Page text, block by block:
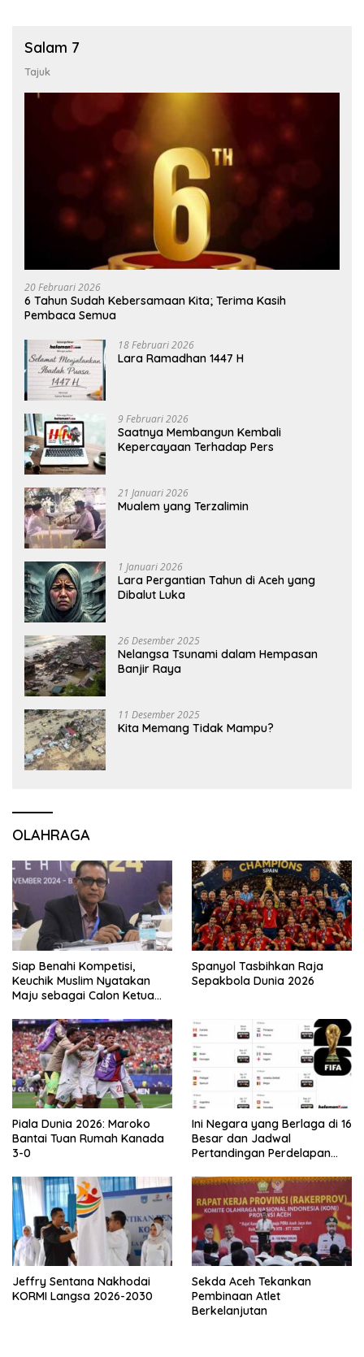
Salam 7
Tajuk
20 Februari 2026
6 Tahun Sudah Kebersamaan Kita; Terima Kasih
Pembaca Semua
18 Februari 2026
Lara Ramadhan 1447 H
9 Februari 2026
Saatnya Membangun Kembali
Kepercayaan Terhadap Pers
21 Januari 2026
Mualem yang Terzalimin
1 Januari 2026
Lara Pergantian Tahun di Aceh yang
Dibalut Luka
26 Desember 2025
Nelangsa Tsunami dalam Hempasan
Banjir Raya
11 Desember 2025
Kita Memang Tidak Mampu?
OLAHRAGA
Siap Benahi Kompetisi,
Keuchik Muslim Nyatakan
Maju sebagai Calon Ketua
Spanyol Tasbihkan Raja
Sepakbola Dunia 2026
Piala Dunia 2026: Maroko
Bantai Tuan Rumah Kanada
3-0
Ini Negara yang Berlaga di 16
Besar dan Jadwal
Pertandingan Perdelapan
Jeffry Sentana Nakhodai
KORMI Langsa 2026-2030
Sekda Aceh Tekankan
Pembinaan Atlet
Berkelanjutan